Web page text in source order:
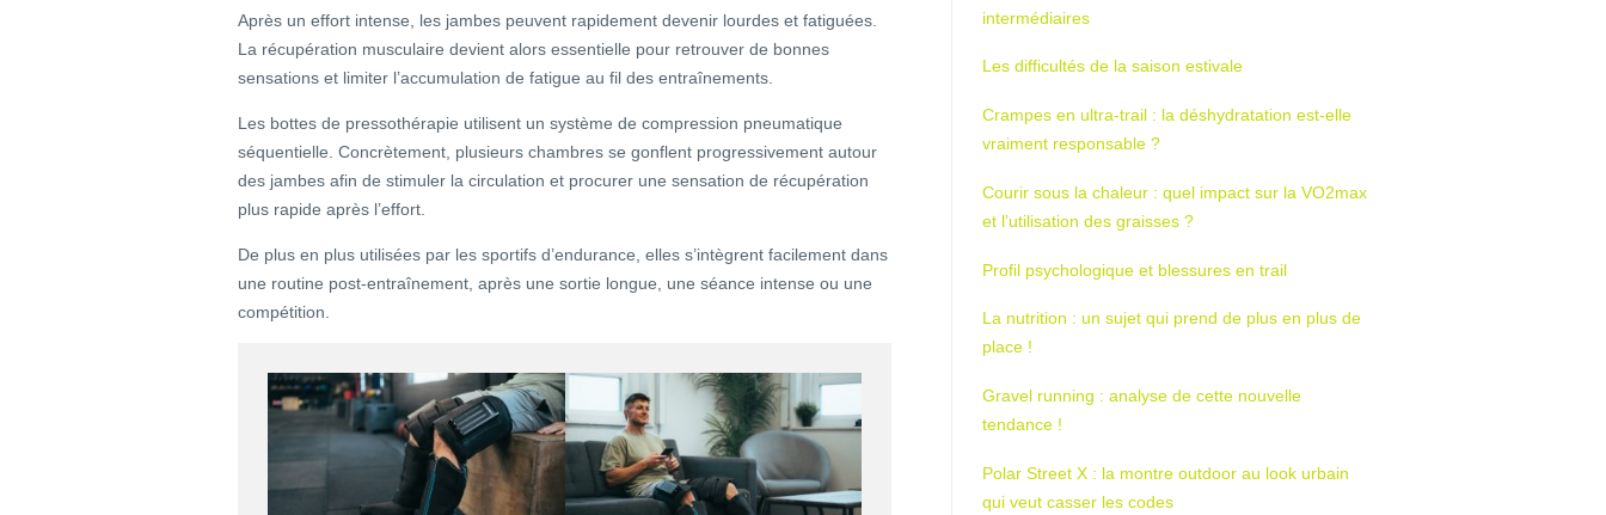
Après un effort intense, les jambes peuvent rapidement devenir lourdes et fatiguées.
La récupération musculaire devient alors essentielle pour retrouver de bonnes
sensations et limiter l’accumulation de fatigue au fil des entraînements.
Les bottes de pressothérapie utilisent un système de compression pneumatique
séquentielle. Concrètement, plusieurs chambres se gonflent progressivement autour
des jambes afin de stimuler la circulation et procurer une sensation de récupération
plus rapide après l’effort.
De plus en plus utilisées par les sportifs d’endurance, elles s’intègrent facilement dans
une routine post-entraînement, après une sortie longue, une séance intense ou une
compétition.
intermédiaires
Les difficultés de la saison estivale
Crampes en ultra-trail : la déshydratation est-elle
vraiment responsable ?
Courir sous la chaleur : quel impact sur la VO2max
et l’utilisation des graisses ?
Profil psychologique et blessures en trail
La nutrition : un sujet qui prend de plus en plus de
place !
Gravel running : analyse de cette nouvelle
tendance !
Polar Street X : la montre outdoor au look urbain
qui veut casser les codes